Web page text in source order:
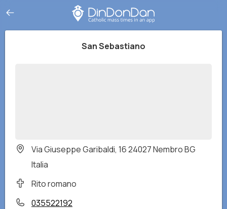
San Sebastiano
Via Giuseppe Garibaldi, 16 24027 Nembro BG
Italia
Rito romano
035522192